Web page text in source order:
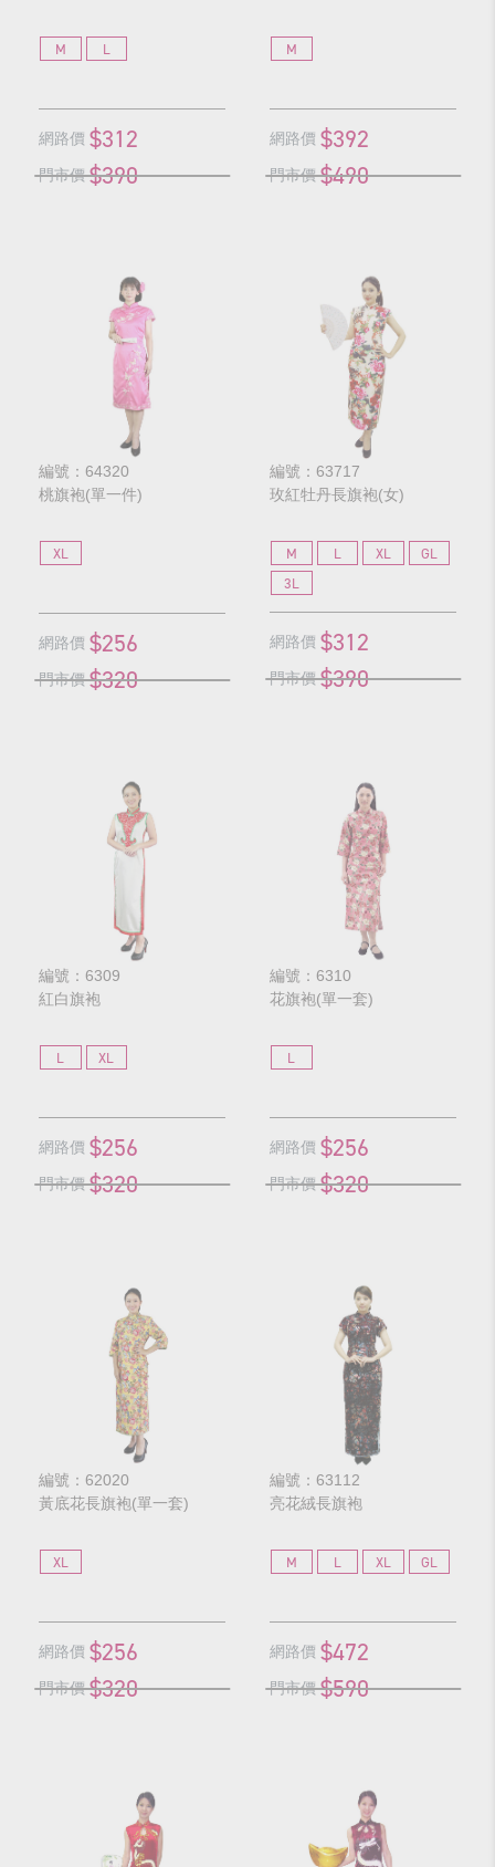
M L
網路價 $312
門市價 $390
M
網路價 $392
門市價 $490
編號：64320
桃旗袍(單一件)
XL
網路價 $256
門市價 $320
編號：63717
玫紅牡丹長旗袍(女)
M L XL
GL
3L
網路價 $312
門市價 $390
編號：6309
紅白旗袍
L XL
網路價 $256
門市價 $320
編號：6310
花旗袍(單一套)
L
網路價 $256
門市價 $320
編號：62020
黃底花長旗袍(單一套)
XL
網路價 $256
門市價 $320
編號：63112
亮花絨長旗袍
M L XL GL
網路價 $472
門市價 $590